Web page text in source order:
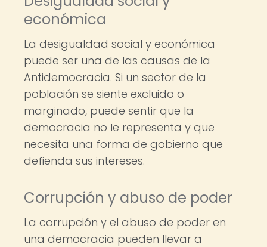
económica
La desigualdad social y económica
puede ser una de las causas de la
Antidemocracia. Si un sector de la
población se siente excluido o
marginado, puede sentir que la
democracia no le representa y que
necesita una forma de gobierno que
defienda sus intereses.
Corrupción y abuso de poder
La corrupción y el abuso de poder en
una democracia pueden llevar a